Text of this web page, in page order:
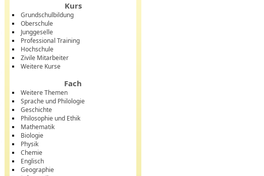
Kurs
Grundschulbildung
Oberschule
Junggeselle
Professional Training
Hochschule
Zivile Mitarbeiter
Weitere Kurse
Fach
Weitere Themen
Sprache und Philologie
Geschichte
Philosophie und Ethik
Mathematik
Biologie
Physik
Chemie
Englisch
Geographie